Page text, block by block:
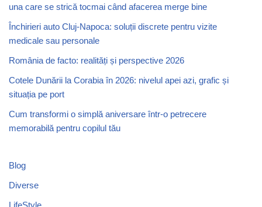
una care se strică tocmai când afacerea merge bine
Închirieri auto Cluj-Napoca: soluții discrete pentru vizite
medicale sau personale
România de facto: realități și perspective 2026
Cotele Dunării la Corabia în 2026: nivelul apei azi, grafic și
situația pe port
Cum transformi o simplă aniversare într-o petrecere
memorabilă pentru copilul tău
Blog
Diverse
LifeStyle